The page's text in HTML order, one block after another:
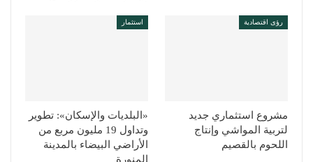
رؤى اقتصادية
مشروع استثماري جديد
لتربية المواشي وإنتاج
اللحوم بالقصيم
استثمار
«البلديات والإسكان»: تطوير
وتداول 19 مليون مربع من
الأراضي البيضاء بالمدينة
المنورة